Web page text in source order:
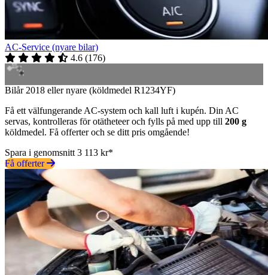
AC-Service (nyare bilar)
4.6 (176)
Bilår 2018 eller nyare (köldmedel R1234YF)
Få ett välfungerande AC-system och kall luft i kupén. Din AC
servas, kontrolleras för otätheteer och fylls på med upp till 200 g
köldmedel. Få offerter och se ditt pris omgående!
Spara i genomsnitt 3 113 kr*
Få offerter